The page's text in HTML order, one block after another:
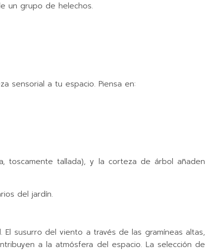
un grupo de helechos.
sensorial a tu espacio. Piensa en:
toscamente tallada), y la corteza de árbol añaden
del jardín.
susurro del viento a través de las gramíneas altas,
a la atmósfera del espacio. La selección de